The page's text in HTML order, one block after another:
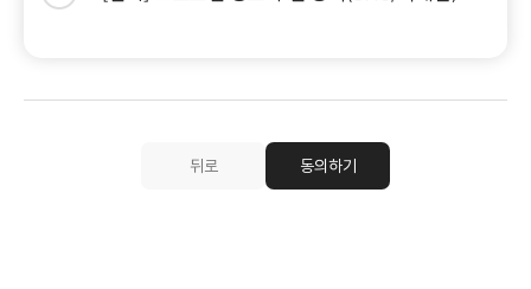
뒤로